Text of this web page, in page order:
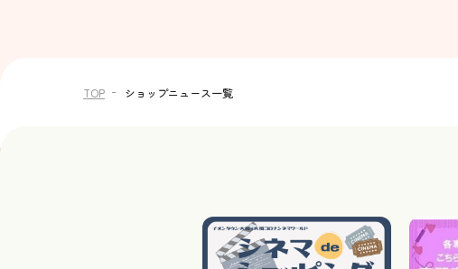
TOP ショップニュース一覧